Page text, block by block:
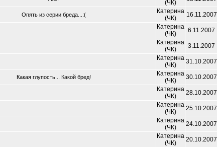
(ЧК)
Опять из серии бреда...:(
Катерина
(ЧК)
16.11.2007
Катерина
(ЧК)
6.11.2007
Катерина
(ЧК)
3.11.2007
Катерина
(ЧК)
31.10.2007
Какая глупость... Какой бред!
Катерина
(ЧК)
30.10.2007
Катерина
(ЧК)
28.10.2007
Катерина
(ЧК)
25.10.2007
Катерина
(ЧК)
24.10.2007
Катерина
(ЧК)
20.10.2007